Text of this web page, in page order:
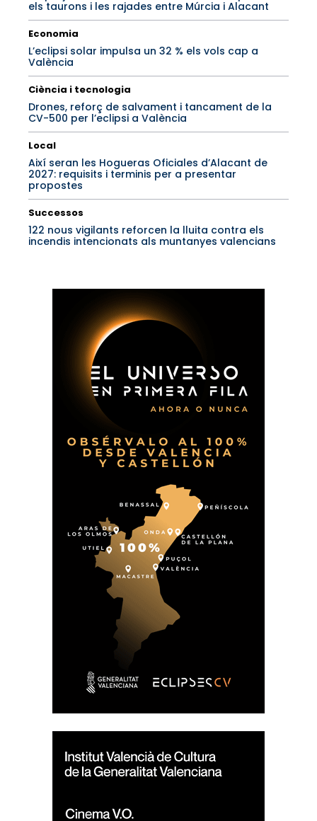
els taurons i les rajades entre Múrcia i Alacant
Economia
L’eclipsi solar impulsa un 32 % els vols cap a
València
Ciència i tecnologia
Drones, reforç de salvament i tancament de la
CV-500 per l’eclipsi a València
Local
Així seran les Hogueras Oficiales d’Alacant de
2027: requisits i terminis per a presentar
propostes
Successos
122 nous vigilants reforcen la lluita contra els
incendis intencionats als muntanyes valencians